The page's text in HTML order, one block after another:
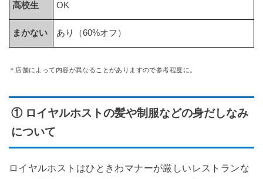
高校生 OK
まかない あり（60%オフ）
＊店舗によって内容が異なることがありますので参考程度に。
① ロイヤルホストの髪や制服などの身だしなみ
について
ロイヤルホストはひときわマナーが厳しいレストランな